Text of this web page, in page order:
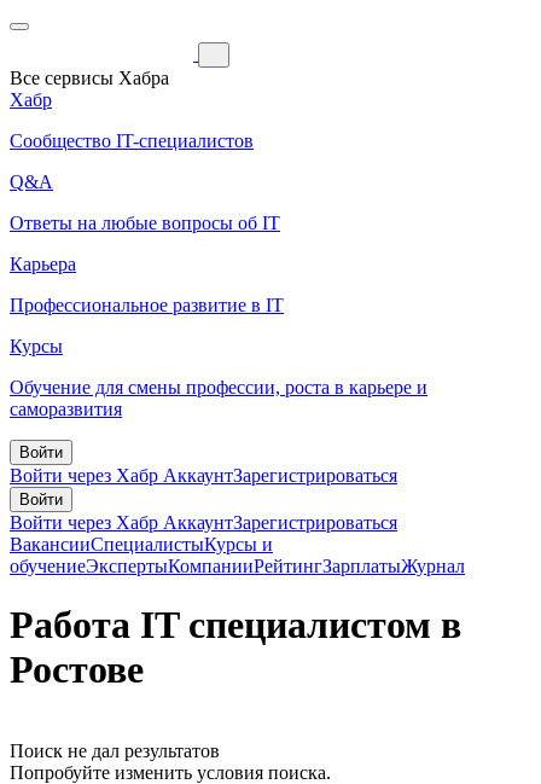
Все сервисы Хабра
Хабр
Сообщество IT-специалистов
Q&A
Ответы на любые вопросы об IT
Карьера
Профессиональное развитие в IT
Курсы
Обучение для смены профессии, роста в карьере и
саморазвития
Войти
Войти через Хабр АккаунтЗарегистрироваться
Войти
Войти через Хабр АккаунтЗарегистрироваться
ВакансииСпециалистыКурсы и
обучениеЭкспертыКомпанииРейтингЗарплатыЖурнал
Работа IT специалистом в
Ростове
Поиск не дал результатов
Попробуйте изменить условия поиска.